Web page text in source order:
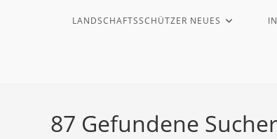
LANDSCHAFTSSCHÜTZER NEUES
87 Gefundene